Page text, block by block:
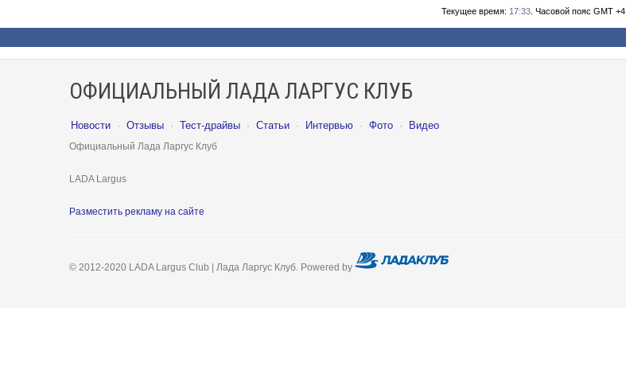
Текущее время: 17:33 . Часовой пояс GMT +4.
ОФИЦИАЛЬНЫЙ ЛАДА ЛАРГУС КЛУБ
Новости · Отзывы · Тест-драйвы · Статьи · Интервью · Фото · Видео
Официальный Лада Ларгус Клуб
LADA Largus
Разместить рекламу на сайте
© 2012-2020 LADA Largus Club | Лада Ларгус Клуб. Powered by